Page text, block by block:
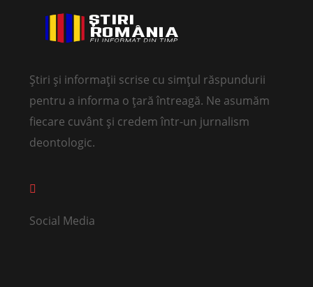
Știri și informații scrise cu simțul răspundurii
pentru a informa o țară întreagă. Ne asumăm
fiecare cuvânt și credem într-un jurnalism
deontologic.
Social Media